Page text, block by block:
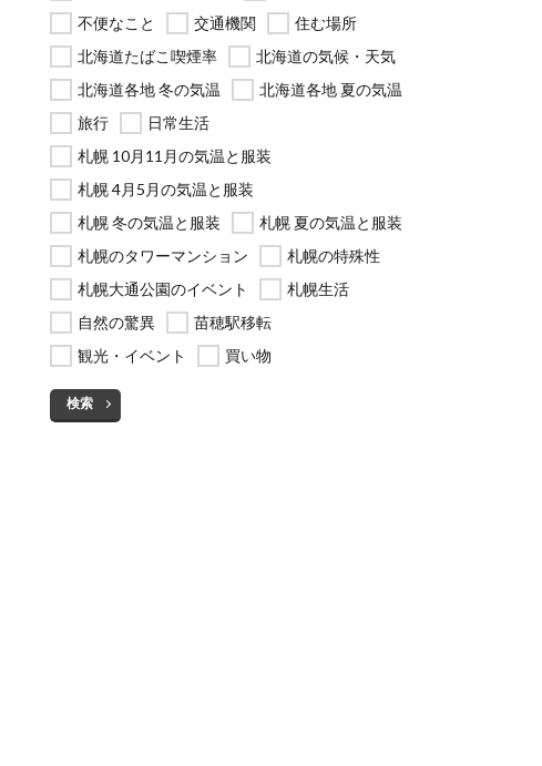
不便なこと
交通機関
住む場所
北海道たばこ喫煙率
北海道の気候・天気
北海道各地 冬の気温
北海道各地 夏の気温
旅行
日常生活
札幌 10月11月の気温と服装
札幌 4月5月の気温と服装
札幌 冬の気温と服装
札幌 夏の気温と服装
札幌のタワーマンション
札幌の特殊性
札幌大通公園のイベント
札幌生活
自然の驚異
苗穂駅移転
観光・イベント
買い物
検索